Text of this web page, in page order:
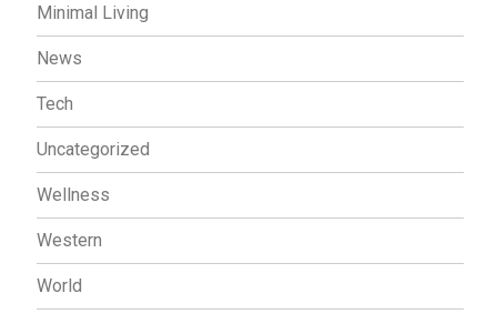
Minimal Living
News
Tech
Uncategorized
Wellness
Western
World